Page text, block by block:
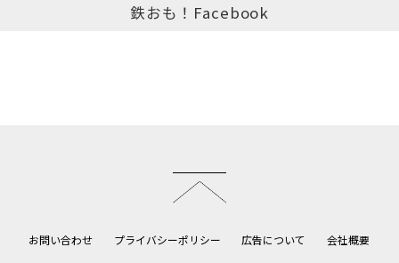
鉄おも！Facebook
お問い合わせ プライバシーポリシー 広告について 会社概要